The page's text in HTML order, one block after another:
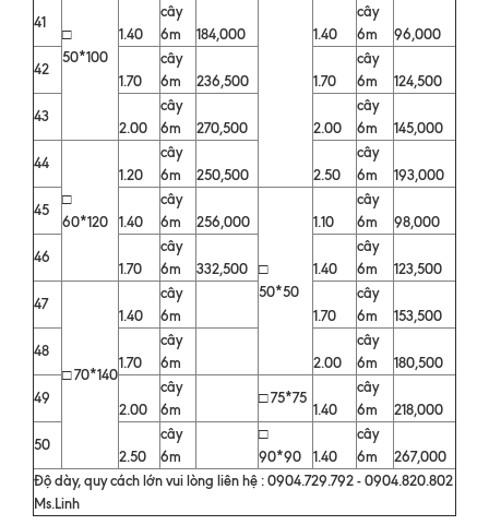
□
50*100
41
1.40
cây
6m
184,000 1.40
cây
6m
96,000
42
1.70
cây
6m
236,500 1.70
cây
6m
124,500
43
2.00
cây
6m
270,500 2.00
cây
6m
145,000
44
□
60*120
1.20
cây
6m
250,500 2.50
cây
6m
193,000
45
1.40
cây
6m
256,000
□
50*50
1.10
cây
6m
98,000
46
1.70
cây
6m
332,500 1.40
cây
6m
123,500
47
□ 70*140
1.40
cây
6m
1.70
cây
6m
153,500
48
1.70
cây
6m
2.00
cây
6m
180,500
49
2.00
cây
6m
□ 75*75
1.40
cây
6m
218,000
50
2.50
cây
6m
□
90*90
1.40
cây
6m
267,000
Độ dày, quy cách lớn vui lòng liên hệ : 0904.729.792 - 0904.820.802
Ms.Linh